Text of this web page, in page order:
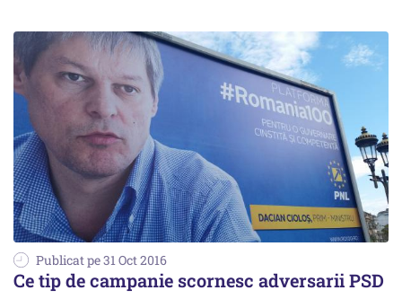
Publicat pe 31 Oct 2016
Ce tip de campanie scornesc adversarii PSD